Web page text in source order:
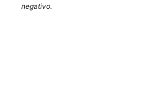
negativo.